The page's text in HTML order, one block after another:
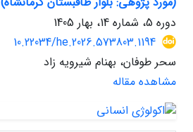
دوره 5، شماره 14، بهار 1405
10.22034/he.2026.573803.1194
سحر طوفان، بهنام شیرویه زاد
مشاهده مقاله